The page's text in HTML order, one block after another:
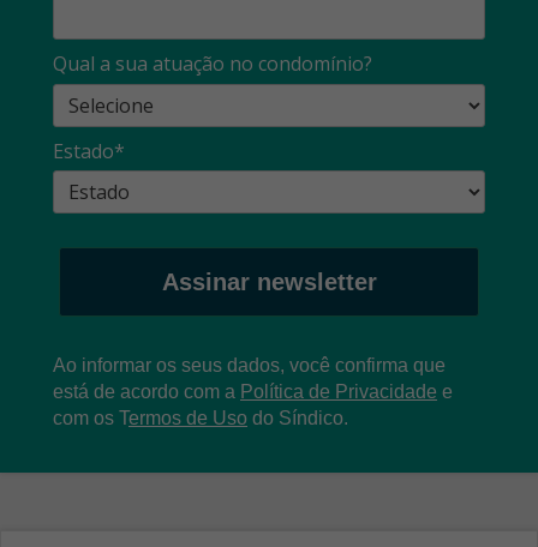
Qual a sua atuação no condomínio?
Estado*
Assinar newsletter
Ao informar os seus dados, você confirma que
está de acordo com a Política de Privacidade e
com os Termos de Uso do Síndico.